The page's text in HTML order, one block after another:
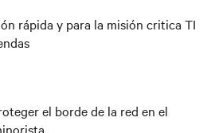
rápida y para la misión critica TI
el borde de la red en el